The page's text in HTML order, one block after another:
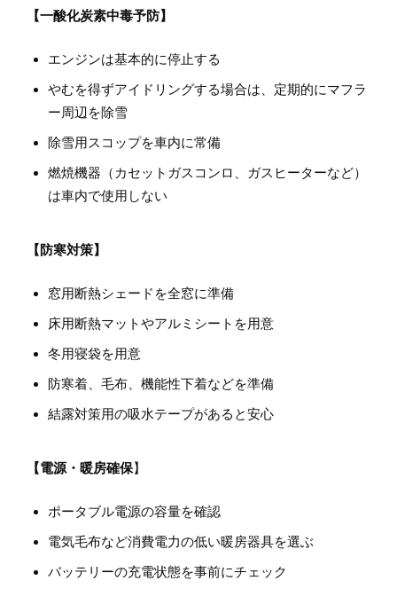
【一酸化炭素中毒予防】
エンジンは基本的に停止する
やむを得ずアイドリングする場合は、定期的にマフラ
ー周辺を除雪
除雪用スコップを車内に常備
燃焼機器（カセットガスコンロ、ガスヒーターなど）
は車内で使用しない
【防寒対策】
窓用断熱シェードを全窓に準備
床用断熱マットやアルミシートを用意
冬用寝袋を用意
防寒着、毛布、機能性下着などを準備
結露対策用の吸水テープがあると安心
【電源・暖房確保】
ポータブル電源の容量を確認
電気毛布など消費電力の低い暖房器具を選ぶ
バッテリーの充電状態を事前にチェック